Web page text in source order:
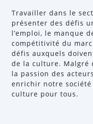
Travailler dans le
présenter des défis
l’emploi, le manque
compétitivité du
défis auxquels
de la culture. Malgré
la passion des
enrichir notre société
culture pour tous.